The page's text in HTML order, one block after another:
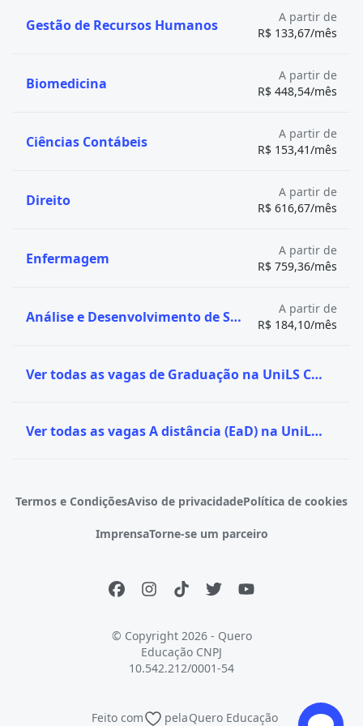
Gestão de Recursos Humanos
A partir de
R$ 133,67/mês
Biomedicina
A partir de
R$ 448,54/mês
Ciências Contábeis
A partir de
R$ 153,41/mês
Direito
A partir de
R$ 616,67/mês
Enfermagem
A partir de
R$ 759,36/mês
Análise e Desenvolvimento de Sistemas
A partir de
R$ 184,10/mês
Ver todas as vagas de Graduação na UniLS Centro Universitário
Ver todas as vagas A distância (EaD) na UniLS Centro Universitário
Termos e CondiçõesAviso de privacidadePolítica de cookies
ImprensaTorne-se um parceiro
© Copyright 2026 - Quero
Educação CNPJ
10.542.212/0001-54
Feito com pelaQuero Educação